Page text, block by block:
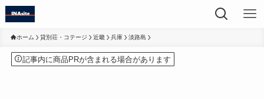
ホーム 貸別荘・コテージ 近畿 兵庫 淡路島
記事内に商品PRが含まれる場合があります